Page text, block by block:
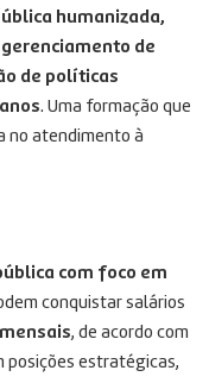
humanizada,
de
de políticas
. Uma formação que
no atendimento à
com foco em
conquistar salários
mensais, de acordo com
posições estratégicas,